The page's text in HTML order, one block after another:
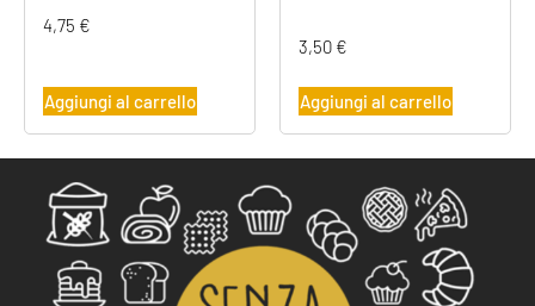
4,75 €
Aggiungi al carrello
3,50 €
Aggiungi al carrello